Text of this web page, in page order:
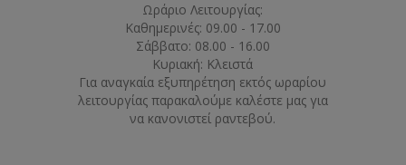
Ωράριο Λειτουργίας:
Καθημερινές: 09.00 - 17.00
Σάββατο: 08.00 - 16.00
Κυριακή: Κλειστά
Για αναγκαία εξυπηρέτηση εκτός ωραρίου
λειτουργίας παρακαλούμε καλέστε μας για
να κανονιστεί ραντεβού.